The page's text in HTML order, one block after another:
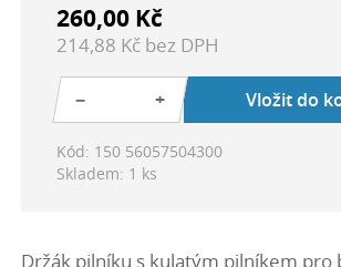
260,00 Kč
214,88 Kč bez DPH
− + Vložit do
Kód: 150 56057504300
Skladem: 1 ks
Držák pilníku s kulatým pilníkem pro